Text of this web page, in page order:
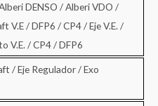
DENSO / Alberi VDO /
V.E / DFP6 / CP4 / Eje V.E. /
V.E. / CP4 / DFP6
/ Eje Regulador / Exo